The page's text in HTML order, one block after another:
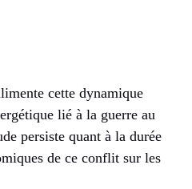
cette dynamique
lié à la guerre au
persiste quant à la durée
de ce conflit sur les